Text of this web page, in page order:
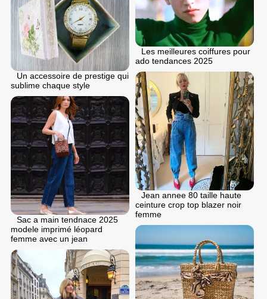
Les meilleures coiffures pour
ado tendances 2025
Un accessoire de prestige qui
sublime chaque style
Jean annee 80 taille haute
ceinture crop top blazer noir
femme
Sac a main tendnace 2025
modele imprimé léopard
femme avec un jean